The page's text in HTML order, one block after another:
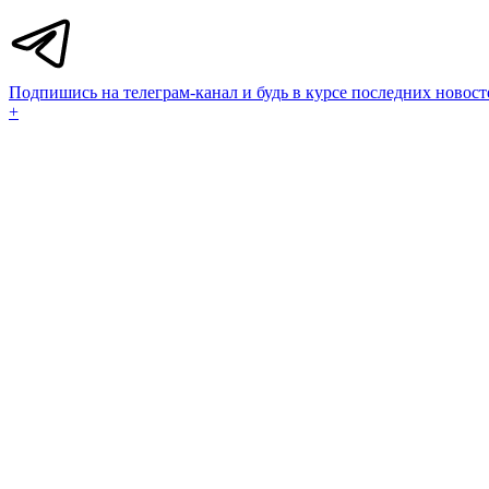
Подпишись на телеграм-канал и будь в курсе последних
+